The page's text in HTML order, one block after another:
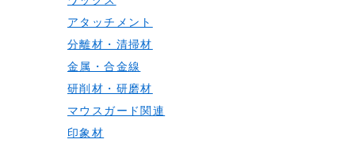
アタッチメント
分離材・清掃材
金属・合金線
研削材・研磨材
マウスガード関連
印象材